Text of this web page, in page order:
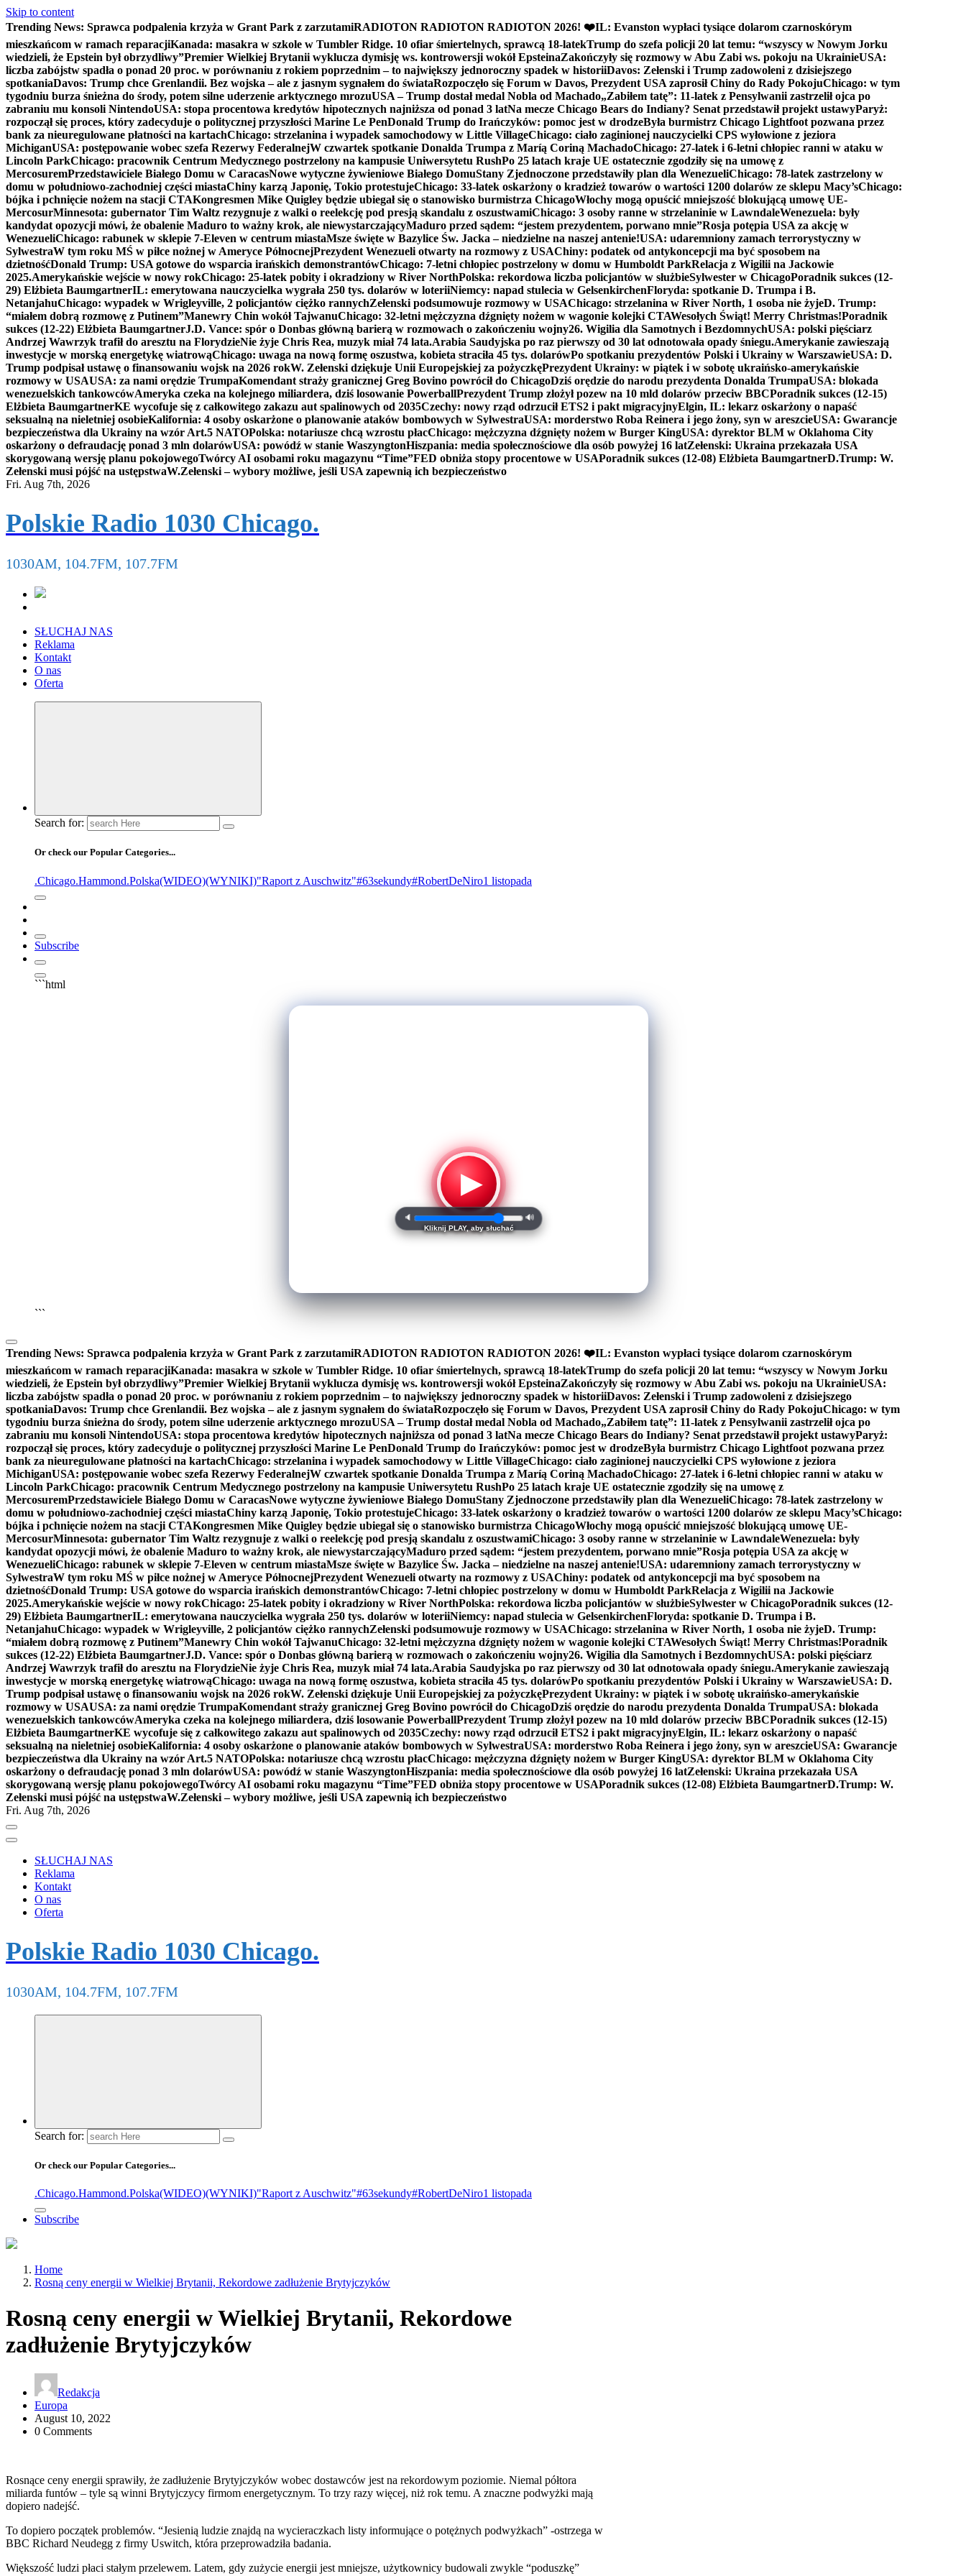
Skip to content
Trending News: Sprawca podpalenia krzyża w Grant Park z zarzutamiRADIOTON RADIOTON RADIOTON 2026! ❤️IL: Evanston wypłaci tysiące dolarom czarnoskórym
mieszkańcom w ramach reparacjiKanada: masakra w szkole w Tumbler Ridge. 10 ofiar śmiertelnych, sprawcą 18-latekTrump do szefa policji 20 lat temu: “wszyscy w Nowym Jorku
wiedzieli, że Epstein był obrzydliwy”Premier Wielkiej Brytanii wyklucza dymisję ws. kontrowersji wokół EpsteinaZakończyły się rozmowy w Abu Zabi ws. pokoju na UkrainieUSA:
liczba zabójstw spadła o ponad 20 proc. w porównaniu z rokiem poprzednim – to największy jednoroczny spadek w historiiDavos: Zełenski i Trump zadowoleni z dzisiejszego
spotkaniaDavos: Trump chce Grenlandii. Bez wojska – ale z jasnym sygnałem do świataRozpoczęło się Forum w Davos, Prezydent USA zaprosił Chiny do Rady PokojuChicago: w tym
tygodniu burza śnieżna do środy, potem silne uderzenie arktycznego mrozuUSA – Trump dostał medal Nobla od Machado„Zabiłem tatę”: 11-latek z Pensylwanii zastrzelił ojca po
zabraniu mu konsoli NintendoUSA: stopa procentowa kredytów hipotecznych najniższa od ponad 3 latNa mecze Chicago Bears do Indiany? Senat przedstawił projekt ustawyParyż:
rozpoczął się proces, który zadecyduje o politycznej przyszłości Marine Le PenDonald Trump do Irańczyków: pomoc jest w drodzeByła burmistrz Chicago Lightfoot pozwana przez
bank za nieuregulowane płatności na kartachChicago: strzelanina i wypadek samochodowy w Little VillageChicago: ciało zaginionej nauczycielki CPS wyłowione z jeziora
MichiganUSA: postępowanie wobec szefa Rezerwy FederalnejW czwartek spotkanie Donalda Trumpa z Maríą Coriną MachadoChicago: 27-latek i 6-letni chłopiec ranni w ataku w
Lincoln ParkChicago: pracownik Centrum Medycznego postrzelony na kampusie Uniwersytetu RushPo 25 latach kraje UE ostatecznie zgodziły się na umowę z
MercosuremPrzedstawiciele Białego Domu w CaracasNowe wytyczne żywieniowe Białego DomuStany Zjednoczone przedstawiły plan dla WenezueliChicago: 78-latek zastrzelony w
domu w południowo-zachodniej części miastaChiny karzą Japonię, Tokio protestujeChicago: 33-latek oskarżony o kradzież towarów o wartości 1200 dolarów ze sklepu Macy’sChicago:
bójka i pchnięcie nożem na stacji CTAKongresmen Mike Quigley będzie ubiegał się o stanowisko burmistrza ChicagoWłochy mogą opuścić mniejszość blokującą umowę UE-
MercosurMinnesota: gubernator Tim Waltz rezygnuje z walki o reelekcję pod presją skandalu z oszustwamiChicago: 3 osoby ranne w strzelaninie w LawndaleWenezuela: były
kandydat opozycji mówi, że obalenie Maduro to ważny krok, ale niewystarczającyMaduro przed sądem: “jestem prezydentem, porwano mnie”Rosja potępia USA za akcję w
WenezueliChicago: rabunek w sklepie 7-Eleven w centrum miastaMsze święte w Bazylice Św. Jacka – niedzielne na naszej antenie!USA: udaremniony zamach terrorystyczny w
SylwestraW tym roku MŚ w piłce nożnej w Ameryce PółnocnejPrezydent Wenezueli otwarty na rozmowy z USAChiny: podatek od antykoncepcji ma być sposobem na
dzietnośćDonald Trump: USA gotowe do wsparcia irańskich demonstrantówChicago: 7-letni chłopiec postrzelony w domu w Humboldt ParkRelacja z Wigilii na Jackowie
2025.Amerykańskie wejście w nowy rokChicago: 25-latek pobity i okradziony w River NorthPolska: rekordowa liczba policjantów w służbieSylwester w ChicagoPoradnik sukces (12-
29) Elżbieta BaumgartnerIL: emerytowana nauczycielka wygrała 250 tys. dolarów w loteriiNiemcy: napad stulecia w GelsenkirchenFloryda: spotkanie D. Trumpa i B.
NetanjahuChicago: wypadek w Wrigleyville, 2 policjantów ciężko rannychZełenski podsumowuje rozmowy w USAChicago: strzelanina w River North, 1 osoba nie żyjeD. Trump:
“miałem dobrą rozmowę z Putinem”Manewry Chin wokół TajwanuChicago: 32-letni mężczyzna dźgnięty nożem w wagonie kolejki CTAWesołych Świąt! Merry Christmas!Poradnik
sukces (12-22) Elżbieta BaumgartnerJ.D. Vance: spór o Donbas główną barierą w rozmowach o zakończeniu wojny26. Wigilia dla Samotnych i BezdomnychUSA: polski pięściarz
Andrzej Wawrzyk trafił do aresztu na FlorydzieNie żyje Chris Rea, muzyk miał 74 lata.Arabia Saudyjska po raz pierwszy od 30 lat odnotowała opady śniegu.Amerykanie zawieszają
inwestycje w morską energetykę wiatrowąChicago: uwaga na nową formę oszustwa, kobieta straciła 45 tys. dolarówPo spotkaniu prezydentów Polski i Ukrainy w WarszawieUSA: D.
Trump podpisał ustawę o finansowaniu wojsk na 2026 rokW. Zełenski dziękuje Unii Europejskiej za pożyczkęPrezydent Ukrainy: w piątek i w sobotę ukraińsko-amerykańskie
rozmowy w USAUSA: za nami orędzie TrumpaKomendant straży granicznej Greg Bovino powrócił do ChicagoDziś orędzie do narodu prezydenta Donalda TrumpaUSA: blokada
wenezuelskich tankowcówAmeryka czeka na kolejnego miliardera, dziś losowanie PowerballPrezydent Trump złożył pozew na 10 mld dolarów przeciw BBCPoradnik sukces (12-15)
Elżbieta BaumgartnerKE wycofuje się z całkowitego zakazu aut spalinowych od 2035Czechy: nowy rząd odrzucił ETS2 i pakt migracyjnyElgin, IL: lekarz oskarżony o napaść
seksualną na nieletniej osobieKalifornia: 4 osoby oskarżone o planowanie ataków bombowych w SylwestraUSA: morderstwo Roba Reinera i jego żony, syn w areszcieUSA: Gwarancje
bezpieczeństwa dla Ukrainy na wzór Art.5 NATOPolska: notariusze chcą wzrostu płacChicago: mężczyzna dźgnięty nożem w Burger KingUSA: dyrektor BLM w Oklahoma City
oskarżony o defraudację ponad 3 mln dolarówUSA: powódź w stanie WaszyngtonHiszpania: media społecznościowe dla osób powyżej 16 latZełenski: Ukraina przekazała USA
skorygowaną wersję planu pokojowegoTwórcy AI osobami roku magazynu “Time”FED obniża stopy procentowe w USAPoradnik sukces (12-08) Elżbieta BaumgartnerD.Trump: W.
Zełenski musi pójść na ustępstwaW.Zełenski – wybory możliwe, jeśli USA zapewnią ich bezpieczeństwo
Fri. Aug 7th, 2026
Polskie Radio 1030 Chicago.
1030AM, 104.7FM, 107.7FM
SŁUCHAJ NAS
Reklama
Kontakt
O nas
Oferta
Search for:
Or check our Popular Categories...
.Chicago.Hammond.Polska(WIDEO)(WYNIKI)"Raport z Auschwitz"#63sekundy#RobertDeNiro1 listopada
Subscribe
```html
▶
🔈 🔊
Kliknij PLAY, aby słuchać
```
Trending News: Sprawca podpalenia krzyża w Grant Park z zarzutamiRADIOTON RADIOTON RADIOTON 2026! ❤️IL: Evanston wypłaci tysiące dolarom czarnoskórym
mieszkańcom w ramach reparacjiKanada: masakra w szkole w Tumbler Ridge. 10 ofiar śmiertelnych, sprawcą 18-latekTrump do szefa policji 20 lat temu: “wszyscy w Nowym Jorku
wiedzieli, że Epstein był obrzydliwy”Premier Wielkiej Brytanii wyklucza dymisję ws. kontrowersji wokół EpsteinaZakończyły się rozmowy w Abu Zabi ws. pokoju na UkrainieUSA:
liczba zabójstw spadła o ponad 20 proc. w porównaniu z rokiem poprzednim – to największy jednoroczny spadek w historiiDavos: Zełenski i Trump zadowoleni z dzisiejszego
spotkaniaDavos: Trump chce Grenlandii. Bez wojska – ale z jasnym sygnałem do świataRozpoczęło się Forum w Davos, Prezydent USA zaprosił Chiny do Rady PokojuChicago: w tym
tygodniu burza śnieżna do środy, potem silne uderzenie arktycznego mrozuUSA – Trump dostał medal Nobla od Machado„Zabiłem tatę”: 11-latek z Pensylwanii zastrzelił ojca po
zabraniu mu konsoli NintendoUSA: stopa procentowa kredytów hipotecznych najniższa od ponad 3 latNa mecze Chicago Bears do Indiany? Senat przedstawił projekt ustawyParyż:
rozpoczął się proces, który zadecyduje o politycznej przyszłości Marine Le PenDonald Trump do Irańczyków: pomoc jest w drodzeByła burmistrz Chicago Lightfoot pozwana przez
bank za nieuregulowane płatności na kartachChicago: strzelanina i wypadek samochodowy w Little VillageChicago: ciało zaginionej nauczycielki CPS wyłowione z jeziora
MichiganUSA: postępowanie wobec szefa Rezerwy FederalnejW czwartek spotkanie Donalda Trumpa z Maríą Coriną MachadoChicago: 27-latek i 6-letni chłopiec ranni w ataku w
Lincoln ParkChicago: pracownik Centrum Medycznego postrzelony na kampusie Uniwersytetu RushPo 25 latach kraje UE ostatecznie zgodziły się na umowę z
MercosuremPrzedstawiciele Białego Domu w CaracasNowe wytyczne żywieniowe Białego DomuStany Zjednoczone przedstawiły plan dla WenezueliChicago: 78-latek zastrzelony w
domu w południowo-zachodniej części miastaChiny karzą Japonię, Tokio protestujeChicago: 33-latek oskarżony o kradzież towarów o wartości 1200 dolarów ze sklepu Macy’sChicago:
bójka i pchnięcie nożem na stacji CTAKongresmen Mike Quigley będzie ubiegał się o stanowisko burmistrza ChicagoWłochy mogą opuścić mniejszość blokującą umowę UE-
MercosurMinnesota: gubernator Tim Waltz rezygnuje z walki o reelekcję pod presją skandalu z oszustwamiChicago: 3 osoby ranne w strzelaninie w LawndaleWenezuela: były
kandydat opozycji mówi, że obalenie Maduro to ważny krok, ale niewystarczającyMaduro przed sądem: “jestem prezydentem, porwano mnie”Rosja potępia USA za akcję w
WenezueliChicago: rabunek w sklepie 7-Eleven w centrum miastaMsze święte w Bazylice Św. Jacka – niedzielne na naszej antenie!USA: udaremniony zamach terrorystyczny w
SylwestraW tym roku MŚ w piłce nożnej w Ameryce PółnocnejPrezydent Wenezueli otwarty na rozmowy z USAChiny: podatek od antykoncepcji ma być sposobem na
dzietnośćDonald Trump: USA gotowe do wsparcia irańskich demonstrantówChicago: 7-letni chłopiec postrzelony w domu w Humboldt ParkRelacja z Wigilii na Jackowie
2025.Amerykańskie wejście w nowy rokChicago: 25-latek pobity i okradziony w River NorthPolska: rekordowa liczba policjantów w służbieSylwester w ChicagoPoradnik sukces (12-
29) Elżbieta BaumgartnerIL: emerytowana nauczycielka wygrała 250 tys. dolarów w loteriiNiemcy: napad stulecia w GelsenkirchenFloryda: spotkanie D. Trumpa i B.
NetanjahuChicago: wypadek w Wrigleyville, 2 policjantów ciężko rannychZełenski podsumowuje rozmowy w USAChicago: strzelanina w River North, 1 osoba nie żyjeD. Trump:
“miałem dobrą rozmowę z Putinem”Manewry Chin wokół TajwanuChicago: 32-letni mężczyzna dźgnięty nożem w wagonie kolejki CTAWesołych Świąt! Merry Christmas!Poradnik
sukces (12-22) Elżbieta BaumgartnerJ.D. Vance: spór o Donbas główną barierą w rozmowach o zakończeniu wojny26. Wigilia dla Samotnych i BezdomnychUSA: polski pięściarz
Andrzej Wawrzyk trafił do aresztu na FlorydzieNie żyje Chris Rea, muzyk miał 74 lata.Arabia Saudyjska po raz pierwszy od 30 lat odnotowała opady śniegu.Amerykanie zawieszają
inwestycje w morską energetykę wiatrowąChicago: uwaga na nową formę oszustwa, kobieta straciła 45 tys. dolarówPo spotkaniu prezydentów Polski i Ukrainy w WarszawieUSA: D.
Trump podpisał ustawę o finansowaniu wojsk na 2026 rokW. Zełenski dziękuje Unii Europejskiej za pożyczkęPrezydent Ukrainy: w piątek i w sobotę ukraińsko-amerykańskie
rozmowy w USAUSA: za nami orędzie TrumpaKomendant straży granicznej Greg Bovino powrócił do ChicagoDziś orędzie do narodu prezydenta Donalda TrumpaUSA: blokada
wenezuelskich tankowcówAmeryka czeka na kolejnego miliardera, dziś losowanie PowerballPrezydent Trump złożył pozew na 10 mld dolarów przeciw BBCPoradnik sukces (12-15)
Elżbieta BaumgartnerKE wycofuje się z całkowitego zakazu aut spalinowych od 2035Czechy: nowy rząd odrzucił ETS2 i pakt migracyjnyElgin, IL: lekarz oskarżony o napaść
seksualną na nieletniej osobieKalifornia: 4 osoby oskarżone o planowanie ataków bombowych w SylwestraUSA: morderstwo Roba Reinera i jego żony, syn w areszcieUSA: Gwarancje
bezpieczeństwa dla Ukrainy na wzór Art.5 NATOPolska: notariusze chcą wzrostu płacChicago: mężczyzna dźgnięty nożem w Burger KingUSA: dyrektor BLM w Oklahoma City
oskarżony o defraudację ponad 3 mln dolarówUSA: powódź w stanie WaszyngtonHiszpania: media społecznościowe dla osób powyżej 16 latZełenski: Ukraina przekazała USA
skorygowaną wersję planu pokojowegoTwórcy AI osobami roku magazynu “Time”FED obniża stopy procentowe w USAPoradnik sukces (12-08) Elżbieta BaumgartnerD.Trump: W.
Zełenski musi pójść na ustępstwaW.Zełenski – wybory możliwe, jeśli USA zapewnią ich bezpieczeństwo
Fri. Aug 7th, 2026
SŁUCHAJ NAS
Reklama
Kontakt
O nas
Oferta
Polskie Radio 1030 Chicago.
1030AM, 104.7FM, 107.7FM
Search for:
Or check our Popular Categories...
.Chicago.Hammond.Polska(WIDEO)(WYNIKI)"Raport z Auschwitz"#63sekundy#RobertDeNiro1 listopada
Subscribe
Home
Rosną ceny energii w Wielkiej Brytanii, Rekordowe zadłużenie Brytyjczyków
Rosną ceny energii w Wielkiej Brytanii, Rekordowe
zadłużenie Brytyjczyków
Redakcja
Europa
August 10, 2022
0 Comments
Rosnące ceny energii sprawiły, że zadłużenie Brytyjczyków wobec dostawców jest na rekordowym poziomie. Niemal półtora
miliarda funtów – tyle są winni Brytyjczycy firmom energetycznym. To trzy razy więcej, niż rok temu. A znaczne podwyżki mają
dopiero nadejść.
To dopiero początek problemów. “Jesienią ludzie znajdą na wycieraczkach listy informujące o potężnych podwyżkach” -ostrzega w
BBC Richard Neudegg z firmy Uswitch, która przeprowadziła badania.
Większość ludzi płaci stałym przelewem. Latem, gdy zużycie energii jest mniejsze, użytkownicy budowali zwykle “poduszkę”